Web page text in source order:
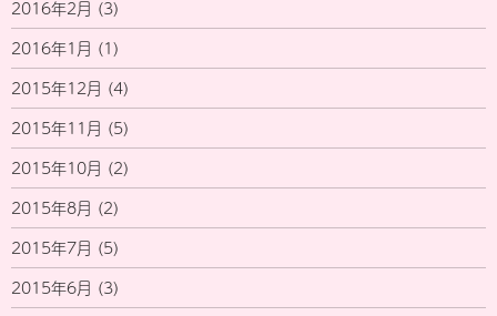
2016年2月 (3)
2016年1月 (1)
2015年12月 (4)
2015年11月 (5)
2015年10月 (2)
2015年8月 (2)
2015年7月 (5)
2015年6月 (3)